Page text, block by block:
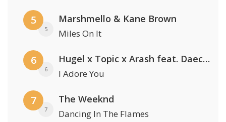
5
5
Marshmello & Kane Brown
Miles On It
6
6
Hugel x Topic x Arash feat. Daecolm
I Adore You
7
7
The Weeknd
Dancing In The Flames